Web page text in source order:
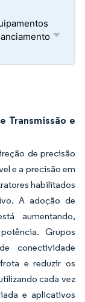
Transmissão e
de precisão
e a precisão em
habilitados
A adoção de
aumentando,
Grupos
conectividade
e reduzir os
cada vez
e aplicativos